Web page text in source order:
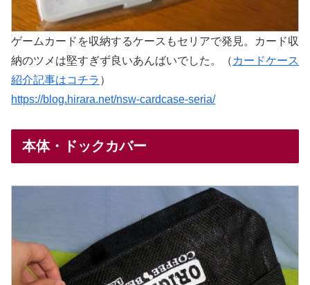
ゲームカードを収納するケースもセリアで発見。カード収
納のツメは堅すぎず良いあんばいでした。（ カードケース
紹介記事はコチラ ）
https://blog.hirara.net/nsw-cardcase-seria/
本体・ドックカバー